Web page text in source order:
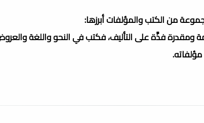
من الكتب والمؤلفات أبرزها:
ومقدرة فذَّة على التأليف، فكتب في النحو واللغة